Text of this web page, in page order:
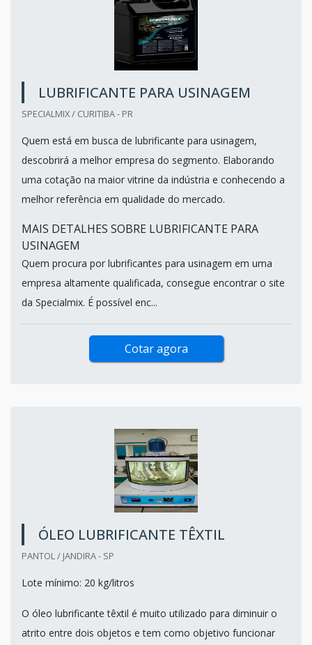
LUBRIFICANTE PARA USINAGEM
SPECIALMIX / CURITIBA - PR
Quem está em busca de lubrificante para usinagem,
descobrirá a melhor empresa do segmento. Elaborando
uma cotação na maior vitrine da indústria e conhecendo a
melhor referência em qualidade do mercado.
MAIS DETALHES SOBRE LUBRIFICANTE PARA
USINAGEM
Quem procura por lubrificantes para usinagem em uma
empresa altamente qualificada, consegue encontrar o site
da Specialmix. É possível enc...
Cotar agora
ÓLEO LUBRIFICANTE TÊXTIL
PANTOL / JANDIRA - SP
Lote mínimo: 20 kg/litros
O óleo lubrificante têxtil é muito utilizado para diminuir o
atrito entre dois objetos e tem como objetivo funcionar